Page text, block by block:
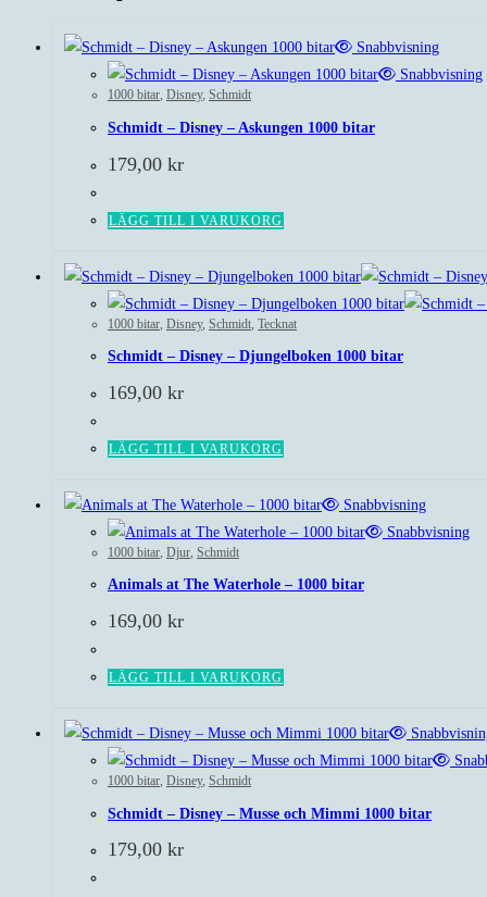
Snabbvisning
Snabbvisning
1000 bitar, Disney, Schmidt
Schmidt – Disney – Askungen 1000 bitar
179,00 kr
LÄGG TILL I VARUKORG
1000 bitar Disney, Schmidt Tecknat
Schmidt – Disney – Djungelboken 1000 bitar
169,00 kr
LÄGG TILL I VARUKORG
Snabbvisning
Snabbvisning
1000 bitar Djur Schmidt
Animals at The Waterhole – 1000 bitar
169,00 kr
LÄGG TILL I VARUKORG
1000 bitar, Disney, Schmidt
Schmidt – Disney – Musse och Mimmi 1000 bitar
179,00 kr